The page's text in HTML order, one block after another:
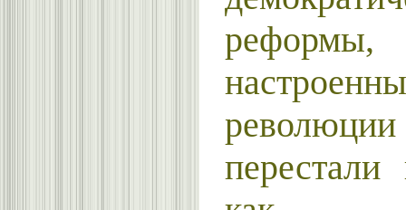
реформы,
перестали